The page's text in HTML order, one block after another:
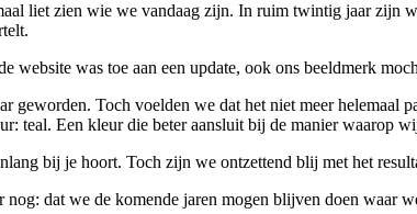
liet zien wie we vandaag zijn. In ruim twintig jaar zijn
was toe aan een update, ook ons beeldmerk
geworden. Toch voelden we dat het niet meer helemaal
teal. Een kleur die beter aansluit bij de manier waarop
bij je hoort. Toch zijn we ontzettend blij met het
dat we de komende jaren mogen blijven doen waar